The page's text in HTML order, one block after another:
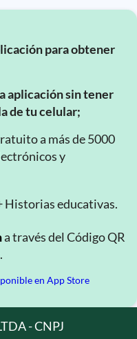
para obtener
aplicación sin tener
de tu celular;
a más de 5000
y
Historias educativas.
a través del Código QR
- CNPJ